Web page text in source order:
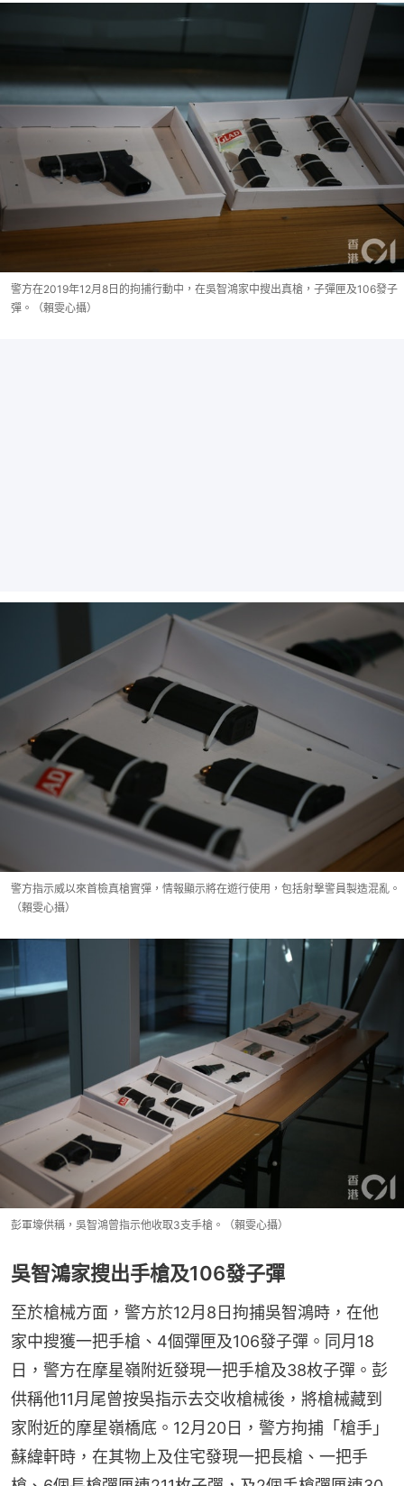
警方在2019年12月8日的拘捕行動中，在吳智鴻家中搜出真槍，子彈匣及106發子
彈。（賴雯心攝）
警方指示威以來首檢真槍實彈，情報顯示將在遊行使用，包括射撃警員製造混亂。
（賴雯心攝）
彭軍壕供稱，吳智鴻曾指示他收取3支手槍。（賴雯心攝）
吳智鴻家搜出手槍及106發子彈
至於槍械方面，警方於12月8日拘捕吳智鴻時，在他
家中搜獲一把手槍、4個彈匣及106發子彈。同月18
日，警方在摩星嶺附近發現一把手槍及38枚子彈。彭
供稱他11月尾曾按吳指示去交收槍械後，將槍械藏到
家附近的摩星嶺橋底。12月20日，警方拘捕「槍手」
蘇緯軒時，在其物上及住宅發現一把長槍、一把手